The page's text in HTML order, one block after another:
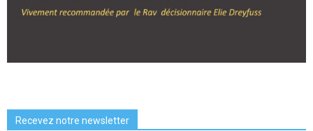
Recevez notre newsletter